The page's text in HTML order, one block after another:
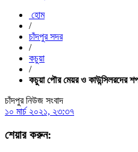
হোম
/
চাঁদপুর সদর
/
কচুয়া
/
কচুয়া পৌর মেয়র ও কাউন্সিলরদের
চাঁদপুর নিউজ সংবাদ
১০ মার্চ ২০২১, ২৩:৩৭
শেয়ার করুন: